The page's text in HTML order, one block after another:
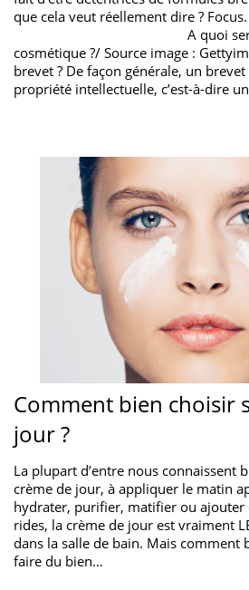
que cela veut réellement dire ? Focus.
A quoi servent les
cosmétique ?/ Source image :
brevet ? De façon générale, un
propriété intellectuelle, c’est-à-dire
Comment bien choisir
jour ?
La plupart d’entre nous connaissent
crème de jour, à appliquer le matin
hydrater, purifier, matifier ou ajouter
rides, la crème de jour est vraiment
dans la salle de bain. Mais comment
faire du bien…